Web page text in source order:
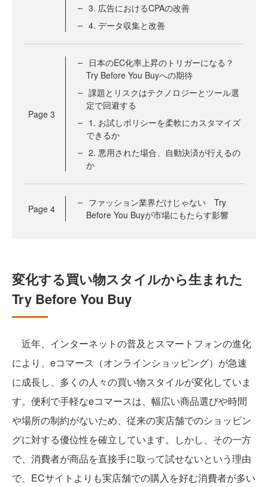
3. 広告におけるCPAの改善
4. データ収集と改善
Page 3
日本のEC化率上昇のトリガーになる？
Try Before You Buyへの期待
課題とリスクはテクノロジーとツール選
定で回避する
1. お試しポリシーを柔軟にカスタマイズ
できるか
2. 悪用された場合、自動決済が行えるの
か
Page 4
ファッション業界だけじゃない Try
Before You Buyが市場にもたらす影響
変化する買い物スタイルから生まれた
Try Before You Buy
近年、インターネットの普及とスマートフォンの進化
により、eコマース（オンラインショッピング）が急速
に成長し、多くの人々の買い物スタイルが変化していま
す。便利で手軽なeコマースは、幅広い商品選びや時間
や場所の制約がないため、従来の実店舗でのショッピン
グに対する優位性を確立しています。しかし、その一方
で、消費者が商品を直接手に取って試せないという理由
で、ECサイトよりも実店舗での購入を好む消費者が多い